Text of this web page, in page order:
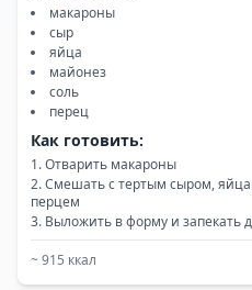
макароны
сыр
яйца
майонез
соль
перец
Как готовить:
Отварить макароны
Смешать с тертым сыром,
перцем
Выложить в форму и запекать
~915 ккал